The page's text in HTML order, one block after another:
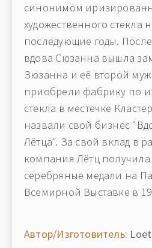
синонимом
художественного стекла
последующие годы.
вдова Сюзанна вышла
Зюзанна и её второй
приобрели фабрику по
стекла в местечке
назвали свой бизнес
Лётца". За свой вклад в
компания Лётц
серебряные медали на
Всемирной Выставке в
Автор/Изготовитель: